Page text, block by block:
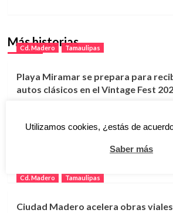
Más historias
Cd. Madero Tamaulipas
Playa Miramar se prepara para
autos clásicos en el Vintage Fest
más de 2 mil habitantes de Ciudad
Cd. Madero
Tamaulipas
Ciudad Madero acelera obras
Utilizamos cookies, ¿estás de
Saber más